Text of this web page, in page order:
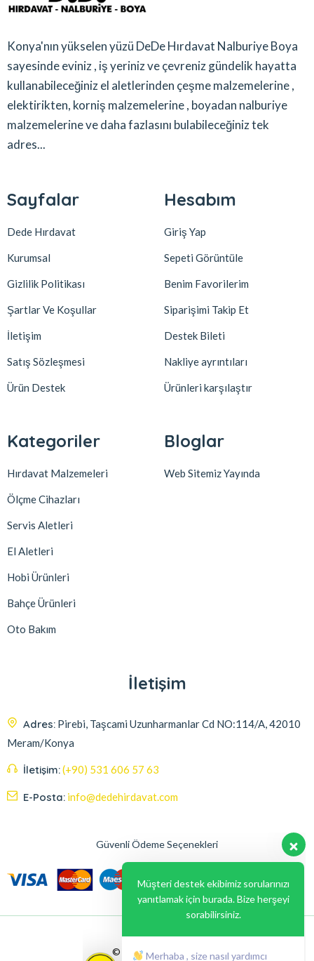
Konya'nın yükselen yüzü DeDe Hırdavat Nalburiye Boya
sayesinde eviniz , iş yeriniz ve çevreniz gündelik hayatta
kullanabileceğiniz el aletlerinden çeşme malzemelerine ,
elektirikten, korniş malzemelerine , boyadan nalburiye
malzemelerine ve daha fazlasını bulabileceğiniz tek
adres...
Sayfalar
Dede Hırdavat
Kurumsal
Gizlilik Politikası
Şartlar Ve Koşullar
İletişim
Satış Sözleşmesi
Ürün Destek
Hesabım
Giriş Yap
Sepeti Görüntüle
Benim Favorilerim
Siparişimi Takip Et
Destek Bileti
Nakliye ayrıntıları
Ürünleri karşılaştır
Kategoriler
Hırdavat Malzemeleri
Ölçme Cihazları
Servis Aletleri
El Aletleri
Hobi Ürünleri
Bahçe Ürünleri
Oto Bakım
Bloglar
Web Sitemiz Yayında
İletişim
Adres: Pirebi, Taşcami Uzunharmanlar Cd NO:114/A, 42010
Meram/Konya
İletişim:(+90) 531 606 57 63
E-Posta: info@dedehirdavat.com
Güvenli Ödeme Seçenekleri
© 2024, Liabil Dizayn
Müşteri destek ekibimiz sorularınızı
sorabilirsiniz.
olabilirim ?